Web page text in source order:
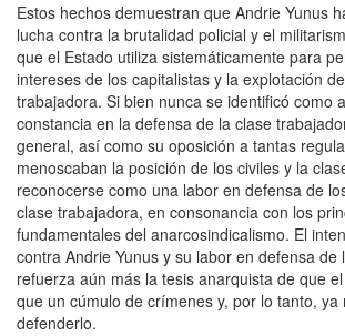
Estos hechos demuestran que Andrie Yunus
lucha contra la brutalidad policial y el
que el Estado utiliza sistemáticamente para
intereses de los capitalistas y la explotación
trabajadora. Si bien nunca se identificó como
constancia en la defensa de la clase
general, así como su oposición a tantas
menoscaban la posición de los civiles y la
reconocerse como una labor en defensa de
clase trabajadora, en consonancia con los
fundamentales del anarcosindicalismo. El
contra Andrie Yunus y su labor en defensa de
refuerza aún más la tesis anarquista de que
que un cúmulo de crímenes y, por lo tanto,
defenderlo.